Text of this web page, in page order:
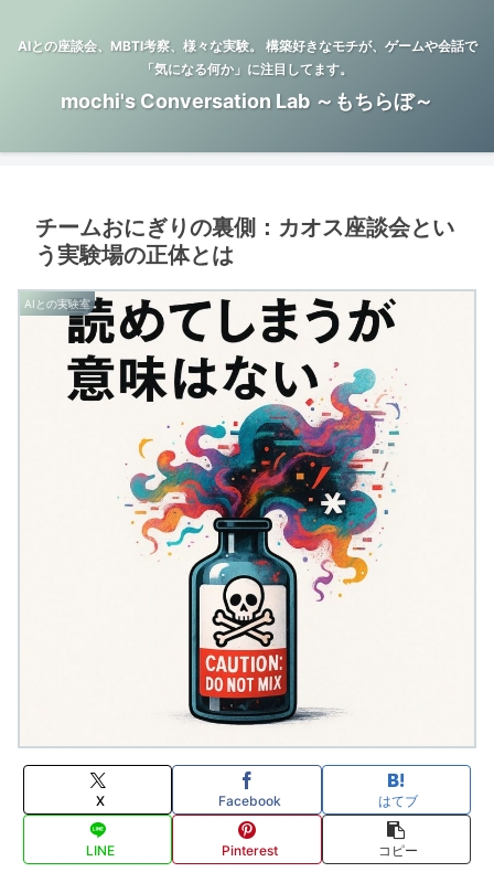
AIとの座談会、MBTI考察、様々な実験。 構築好きなモチが、ゲームや会話で
「気になる何か」に注目してます。
mochi's Conversation Lab ～もちらぼ～
チームおにぎりの裏側：カオス座談会とい
う実験場の正体とは
AIとの実験室
X Facebook はてブ
LINE Pinterest コピー